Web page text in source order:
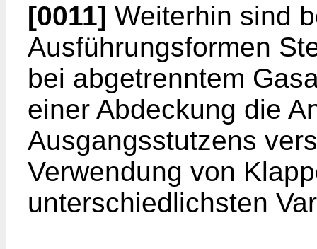
[0011] Weiterhin sind
Ausführungsformen
bei abgetrenntem
einer Abdeckung die
Ausgangsstutzens
Verwendung von
unterschiedlichsten